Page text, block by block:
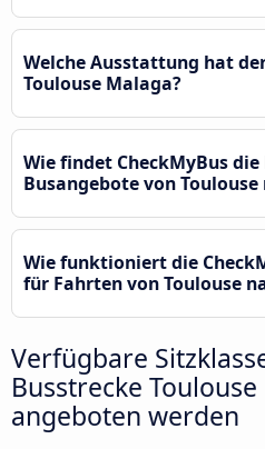
Welche Ausstattung hat
Toulouse Malaga?
Wie findet CheckMyBus die
Busangebote von
Wie funktioniert die
für Fahrten von Toulouse
Verfügbare
Busstrecke
angeboten werden